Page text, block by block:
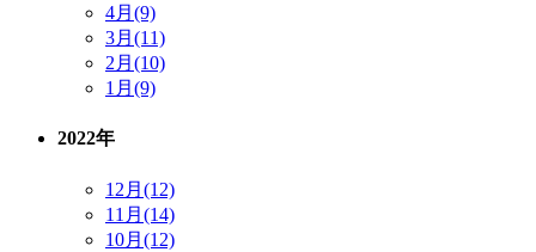
4月(9)
3月(11)
2月(10)
1月(9)
2022年
12月(12)
11月(14)
10月(12)